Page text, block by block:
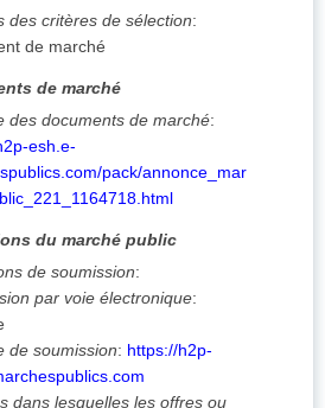
des critères de sélection:
de marché
de marché
des documents de marché:
esh.e-
pack/annonce_mar
du marché public
de soumission:
par voie électronique:
de soumission: https://h2p-
dans lesquelles les offres ou